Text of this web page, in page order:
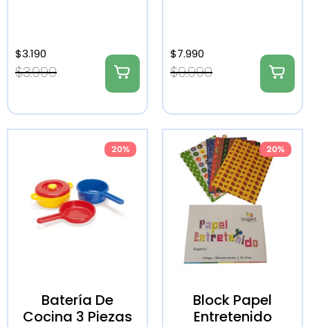
$3.990
$3.190
$9.990
$7.990
20%
Batería De
Cocina 3 Piezas
20%
Block Papel
Entretenido